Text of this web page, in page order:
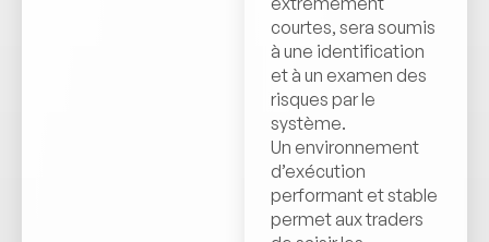
courtes, sera soumis
à une identification
et à un examen des
risques par le
système.
Un environnement
d’exécution
performant et stable
permet aux traders